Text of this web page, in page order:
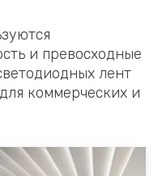
и превосходные
лент
коммерческих и